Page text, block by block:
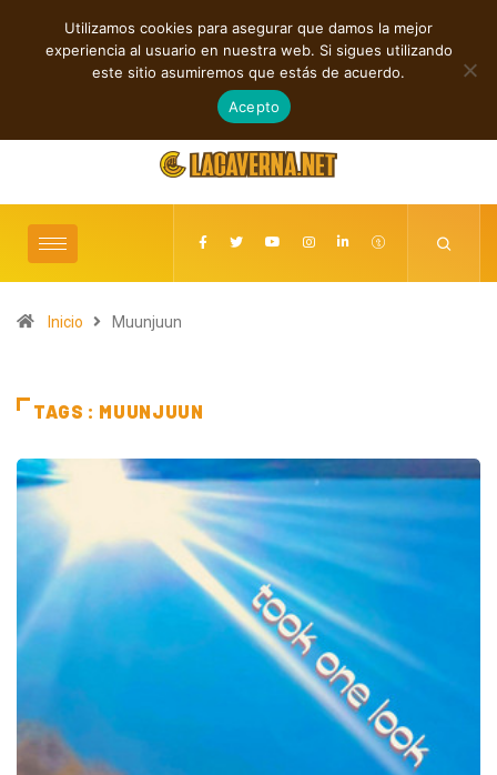
TENDENCIAS
Primates: Un estallido de Hard Rock contra el control digital Cuatro
agosto 7, 2026
Inicio Muunjuun
TAGS : MUUNJUUN
Utilizamos cookies para asegurar que damos la mejor
experiencia al usuario en nuestra web. Si sigues utilizando
este sitio asumiremos que estás de acuerdo.
Acepto